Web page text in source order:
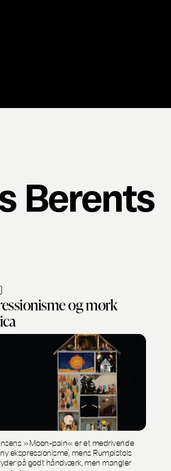
Berents
og mørk
»Moon-pain« er et medrivende
ekspressionisme’, mens Rumpistols
på godt håndværk, men mangler